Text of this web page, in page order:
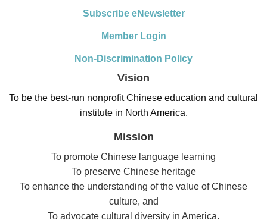
Subscribe eNewsletter
Member Login
Non-Discrimination Policy
Vision
To be the best-run nonprofit Chinese education and cultural
institute in North America.
Mission
To promote Chinese language learning
To preserve Chinese heritage
To enhance the understanding of the value of Chinese
culture, and
To advocate cultural diversity in America.